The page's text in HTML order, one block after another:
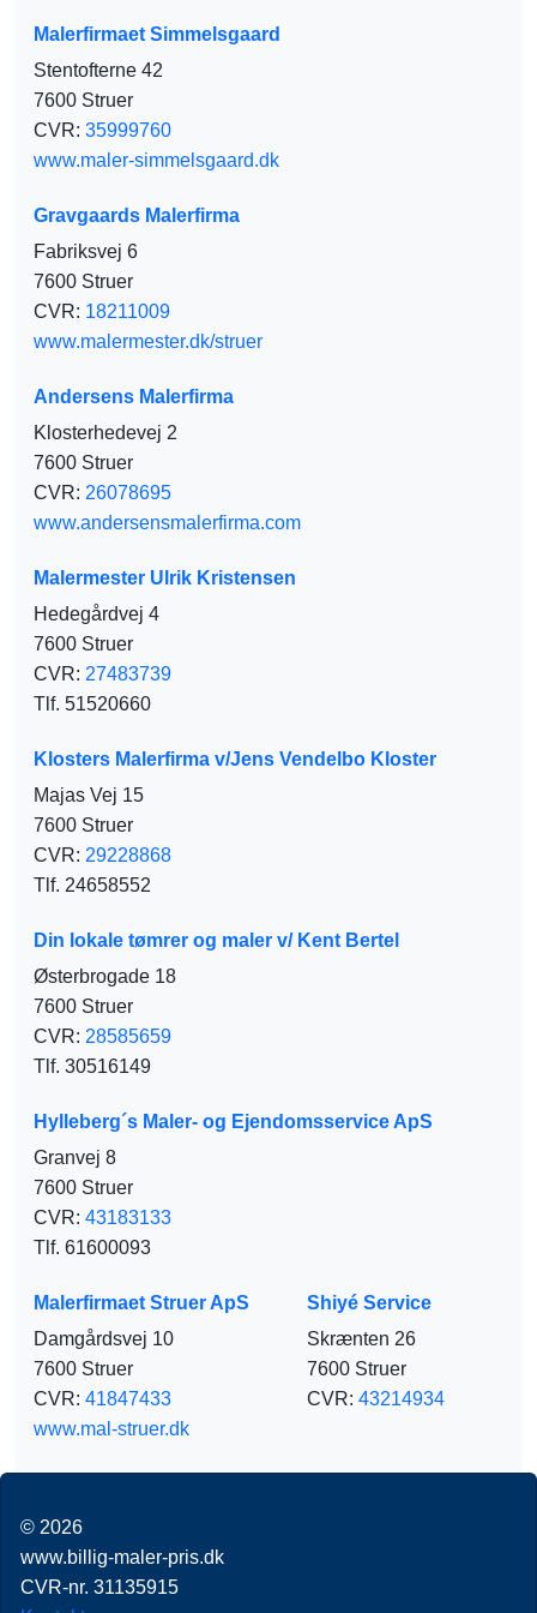
Malerfirmaet Simmelsgaard
Stentofterne 42
7600 Struer
CVR: 35999760
www.maler-simmelsgaard.dk
Gravgaards Malerfirma
Fabriksvej 6
7600 Struer
CVR: 18211009
www.malermester.dk/struer
Andersens Malerfirma
Klosterhedevej 2
7600 Struer
CVR: 26078695
www.andersensmalerfirma.com
Malermester Ulrik Kristensen
Hedegårdvej 4
7600 Struer
CVR: 27483739
Tlf. 51520660
Klosters Malerfirma v/Jens Vendelbo Kloster
Majas Vej 15
7600 Struer
CVR: 29228868
Tlf. 24658552
Din lokale tømrer og maler v/ Kent Bertel
Østerbrogade 18
7600 Struer
CVR: 28585659
Tlf. 30516149
Hylleberg´s Maler- og Ejendomsservice ApS
Granvej 8
7600 Struer
CVR: 43183133
Tlf. 61600093
Malerfirmaet Struer ApS
Damgårdsvej 10
7600 Struer
CVR: 41847433
www.mal-struer.dk
Shiyé Service
Skrænten 26
7600 Struer
CVR: 43214934
© 2026
www.billig-maler-pris.dk
CVR-nr. 31135915